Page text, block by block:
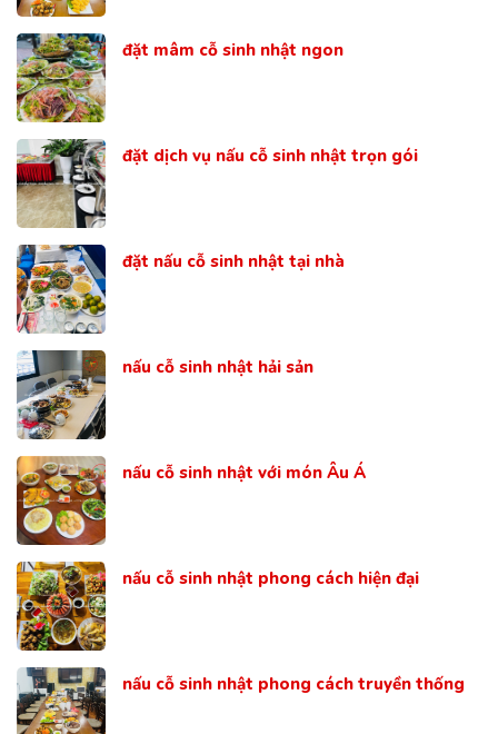
đặt mâm cỗ sinh nhật ngon
đặt dịch vụ nấu cỗ sinh nhật trọn gói
đặt nấu cỗ sinh nhật tại nhà
nấu cỗ sinh nhật hải sản
nấu cỗ sinh nhật với món Âu Á
nấu cỗ sinh nhật phong cách hiện đại
nấu cỗ sinh nhật phong cách truyền thống